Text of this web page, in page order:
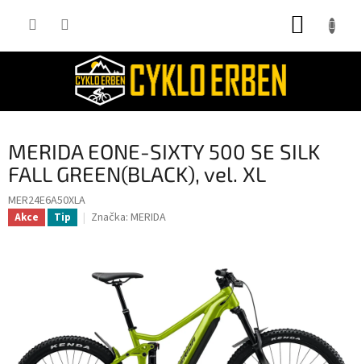
MERIDA EONE-SIXTY 500 SE SILK
FALL GREEN(BLACK), vel. XL
MER24E6A50XLA
Akce Tip Značka: MERIDA